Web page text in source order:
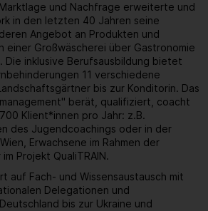
und Nachfrage erweiterte und
in den letzten 40 Jahren seine
Angebot an Produkten und
einer Großwäscherei über Gastronomie
Die inklusive Berufsausbildung bietet
11 verschiedene
bis zur Konditorin. Das
berät, qualifiziert, coacht
Klient*innen pro Jahr: z.B.
des Jugendcoachings oder in der
Erwachsene im Rahmen der
Projekt QualiTRAIN.
auf Fach- und Wissensaustausch mit
Delegationen und
bis zur Ukraine und